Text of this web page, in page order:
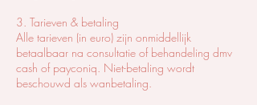
3. Tarieven & betaling
Alle tarieven (in euro) zijn onmiddellijk
betaalbaar na consultatie of behandeling dmv
cash of payconiq. Niet-betaling wordt
beschouwd als wanbetaling.